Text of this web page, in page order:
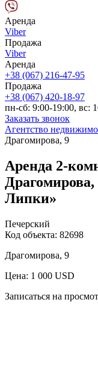
Аренда
Viber
Продажа
Viber
Аренда
+38 (067) 216-47-95
Продажа
+38 (067) 420-18-97
пн-сб: 9:00-19:00, вс:
Заказать звонок
Агентство
Драгомирова, 9
Аренда 2-
Липки»
Печерский
Код объекта: 82698
Драгомирова, 9
Цена: 1 000 USD
Записаться на